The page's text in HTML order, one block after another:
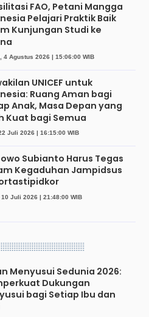
FAO, Petani Mangga
Pelajari Praktik Baik
Kunjungan Studi ke
4 Agustus 2026 | 15:06:00 WIB
UNICEF untuk
Ruang Aman bagi
Anak, Masa Depan yang
Kuat bagi Semua
Juli 2026 | 16:15:00 WIB
Subianto Harus Tegas
Kegaduhan Jampidsus
Juli 2026 | 21:48:00 WIB
Menyusui Sedunia 2026:
Dukungan
bagi Setiap Ibu dan